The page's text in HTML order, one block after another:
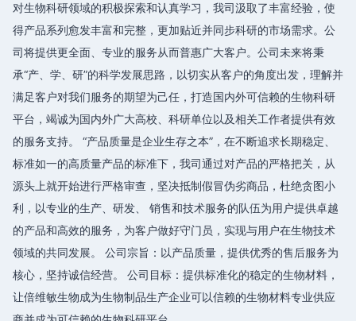
对生物科研领域的积极探索和认真学习，我司汲取了丰富经验，使
得产品系列愈发丰富和完整，更加贴近并同步科研的市场需求。公
司将提供更全面、专业的服务从而普惠广大客户。公司未来将秉
承“产、学、研”的科学发展思路，以切实从客户的角度出发，理解并
满足客户对我们服务的期望为己任，打造国内外可信赖的生物科研
平台，竭诚为国内外广大高校、科研单位以及相关工作者提供有效
的服务支持。 “产品质量是企业生存之本”，在不断追求长期稳定、
标准如一的高质量产品的标准下，我司通过对产品的严格把关，从
源头上就开始进行严格审查，坚决抵制假冒伪劣商品，杜绝贪图小
利，以专业的生产、研发、 销售和技术服务的队伍为用户提供卓越
的产品和高效的服务，为客户做好守门员，实现与用户在生物技术
领域的共同发展。 公司宗旨：以产品质量，提供优秀的售后服务为
核心，坚持诚信经营。 公司目标：提供标准化的稳定的生物材料，
让倍维敏生物成为生物制品生产企业可以信赖的生物材料专业供应